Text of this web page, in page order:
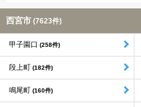
西宮市 (7623件)
甲子園口 (258件)
段上町 (182件)
鳴尾町 (160件)